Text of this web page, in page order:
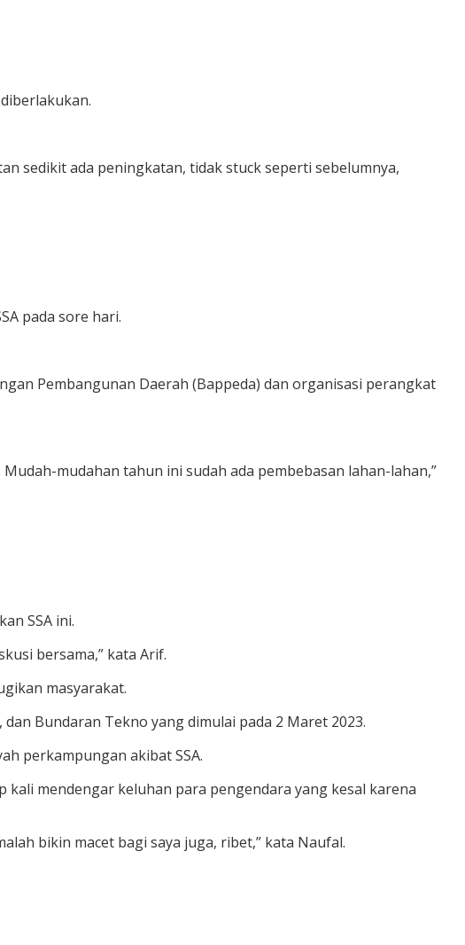
sedikit ada peningkatan, tidak stuck seperti sebelumnya,
pada sore hari.
Pembangunan Daerah (Bappeda) dan organisasi perangkat
mudahan tahun ini sudah ada pembebasan lahan-lahan,”
SSA ini.
bersama,” kata Arif.
masyarakat.
Bundaran Tekno yang dimulai pada 2 Maret 2023.
perkampungan akibat SSA.
kali mendengar keluhan para pengendara yang kesal karena
bikin macet bagi saya juga, ribet,” kata Naufal.